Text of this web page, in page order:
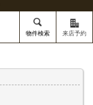
物件検索 来店予約